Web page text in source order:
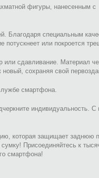
фигуры, нанесенным с
Благодаря специальным
потускнеет или покроется
или сдавливание. Материал
новый, сохраняя свой
смартфона.
индивидуальность.
которая защищает заднюю
Присоединяйтесь к
смартфона!